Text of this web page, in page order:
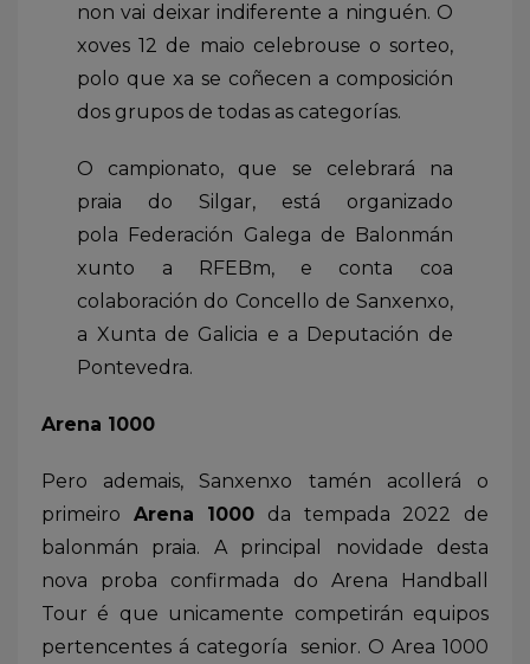
non vai deixar indiferente a ninguén. O
xoves 12 de maio celebrouse o sorteo,
polo que xa se coñecen a composición
dos grupos de todas as categorías.
O campionato, que se celebrará na
praia do Silgar, está organizado
pola Federación Galega de Balonmán
xunto a RFEBm, e conta coa
colaboración do Concello de Sanxenxo,
a Xunta de Galicia e a Deputación de
Pontevedra.
Arena 1000
Pero ademais, Sanxenxo tamén acollerá o
primeiro Arena 1000 da tempada 2022 de
balonmán praia. A principal novidade desta
nova proba confirmada do Arena Handball
Tour é que unicamente competirán equipos
pertencentes á categoría senior. O Area 1000